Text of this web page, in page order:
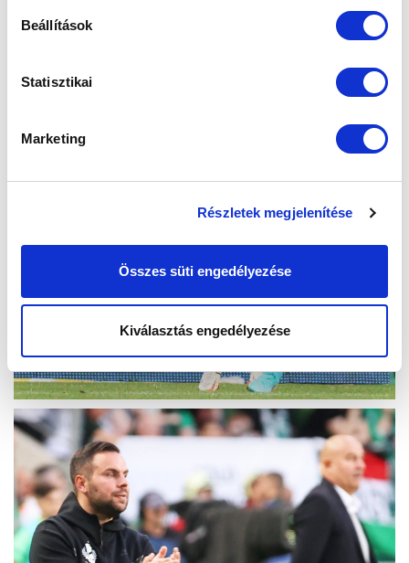
Beállítások
Statisztikai
Marketing
Részletek megjelenítése
Összes süti engedélyezése
Kiválasztás engedélyezése